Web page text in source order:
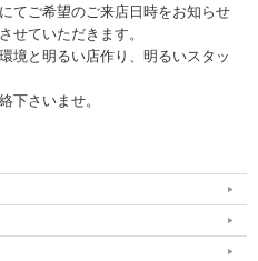
てご希望のご来店日時をお知らせ
せていただきます。
境と明るい店作り、明るいスタッ
下さいませ。